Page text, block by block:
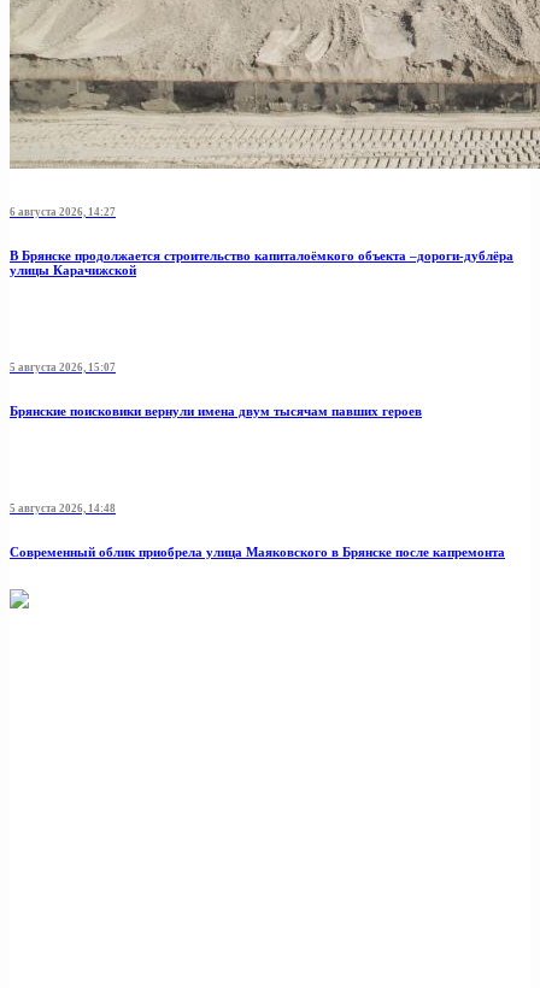
6 августа 2026, 14:27
В Брянске продолжается строительство капиталоёмкого объекта –дороги-дублёра
улицы Карачижской
5 августа 2026, 15:07
Брянские поисковики вернули имена двум тысячам павших героев
5 августа 2026, 14:48
Современный облик приобрела улица Маяковского в Брянске после капремонта